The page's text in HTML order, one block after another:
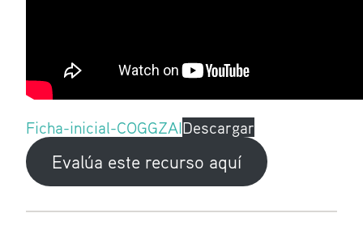
Ficha-inicial-COGGZAIDescargar
Evalúa este recurso aquí